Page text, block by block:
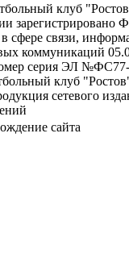
клуб
зарегистрировано
сфере связи,
коммуникаций
серия ЭЛ
клуб
сетевого
сайта